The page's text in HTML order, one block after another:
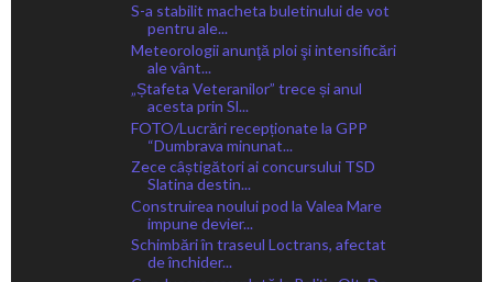
S-a stabilit macheta buletinului de vot
pentru ale...
Meteorologii anunţă ploi şi intensificări
ale vânt...
„Ștafeta Veteranilor” trece și anul
acesta prin Sl...
FOTO/Lucrări recepționate la GPP
“Dumbrava minunat...
Zece câștigători ai concursului TSD
Slatina destin...
Construirea noului pod la Valea Mare
impune devier...
Schimbări în traseul Loctrans, afectat
de închider...